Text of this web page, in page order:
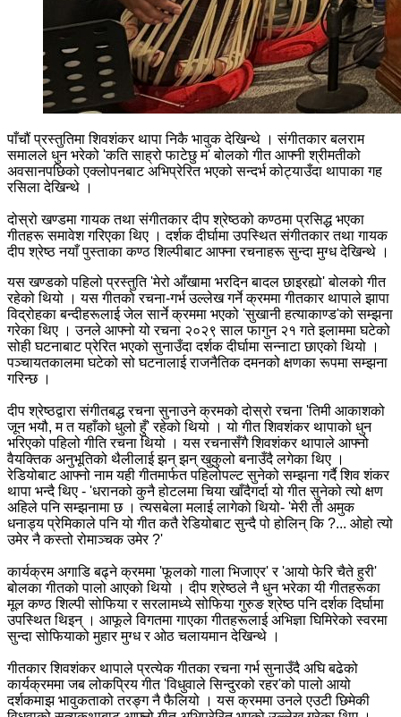
पाँचौं प्रस्तुतिमा शिवशंकर थापा निकै भावुक देखिन्थे । संगीतकार बलराम
समालले धुन भरेको 'कति साह्रो फाटेछु म' बोलको गीत आफ्नी श्रीमतीको
अवसानपछिको एक्लोपनबाट अभिप्रेरित भएको सन्दर्भ कोट्याउँदा थापाका गह
रसिला देखिन्थे ।
दोस्रो खण्डमा गायक तथा संगीतकार दीप श्रेष्ठको कण्ठमा प्रसिद्ध भएका
गीतहरू समावेश गरिएका थिए । दर्शक दीर्घामा उपस्थित संगीतकार तथा गायक
दीप श्रेष्ठ नयाँ पुस्ताका कण्ठ शिल्पीबाट आफ्ना रचनाहरू सुन्दा मुग्ध देखिन्थे ।
यस खण्डको पहिलो प्रस्तुति 'मेरो आँखामा भरदिन बादल छाइरह्यो' बोलको गीत
रहेको थियो । यस गीतको रचना-गर्भ उल्लेख गर्ने क्रममा गीतकार थापाले झापा
विद्रोहका बन्दीहरूलाई जेल सार्ने क्रममा भएको 'सुखानी हत्याकाण्ड'को सम्झना
गरेका थिए । उनले आफ्नो यो रचना २०२९ साल फागुन २१ गते इलाममा घटेको
सोही घटनाबाट प्रेरित भएको सुनाउँदा दर्शक दीर्घामा सन्नाटा छाएको थियो ।
पञ्चायतकालमा घटेको सो घटनालाई राजनैतिक दमनको क्षणका रूपमा सम्झना
गरिन्छ ।
दीप श्रेष्ठद्वारा संगीतबद्ध रचना सुनाउने क्रमको दोस्रो रचना 'तिमी आकाशको
जून भयौ, म त यहाँको धुलो हुँ' रहेको थियो । यो गीत शिवशंकर थापाको धुन
भरिएको पहिलो गीति रचना थियो । यस रचनासँगै शिवशंकर थापाले आफ्नो
वैयक्तिक अनुभूतिको थैलीलाई झन् झन् खुकुलो बनाउँदै लगेका थिए ।
रेडियोबाट आफ्नो नाम यही गीतमार्फत पहिलोपल्ट सुनेको सम्झना गर्दै शिव शंकर
थापा भन्दै थिए - 'धरानको कुनै होटलमा चिया खाँदैगर्दा यो गीत सुनेको त्यो क्षण
अहिले पनि सम्झनामा छ । त्यसबेला मलाई लागेको थियो- 'मेरी ती अमुक
धनाड्य प्रेमिकाले पनि यो गीत कतै रेडियोबाट सुन्दै पो होलिन् कि ?... ओहो त्यो
उमेर नै कस्तो रोमाञ्चक उमेर ?'
कार्यक्रम अगाडि बढ्ने क्रममा 'फूलको गाला भिजाएर' र 'आयो फेरि चैते हुरी'
बोलका गीतको पालो आएको थियो । दीप श्रेष्ठले नै धुन भरेका यी गीतहरूका
मूल कण्ठ शिल्पी सोफिया र सरलामध्ये सोफिया गुरुङ श्रेष्ठ पनि दर्शक दिर्घामा
उपस्थित थिइन् । आफूले विगतमा गाएका गीतहरूलाई अभिज्ञा घिमिरेको स्वरमा
सुन्दा सोफियाको मुहार मुग्ध र ओठ चलायमान देखिन्थे ।
गीतकार शिवशंकर थापाले प्रत्येक गीतका रचना गर्भ सुनाउँदै अघि बढेको
कार्यक्रममा जब लोकप्रिय गीत 'विधुवाले सिन्दुरको रहर'को पालो आयो
दर्शकमाझ भावुकताको तरङ्ग नै फैलियो । यस क्रममा उनले एउटी छिमेकी